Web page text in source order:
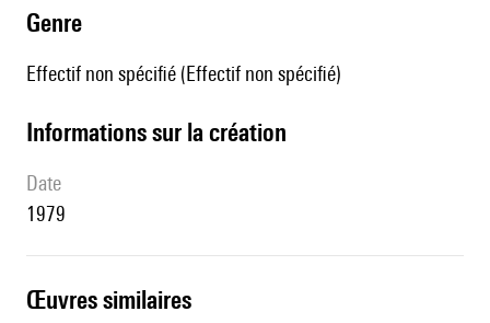
genre
Effectif non spécifié (Effectif non spécifié)
informations sur la création
date
1979
œuvres similaires